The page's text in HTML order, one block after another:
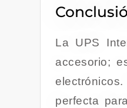
La UPS
accesorio;
perfecta